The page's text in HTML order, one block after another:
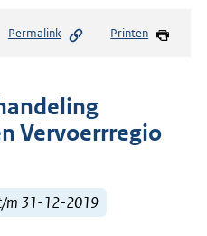
Permalink Printen
Vervoerrregio
m 31-12-2019